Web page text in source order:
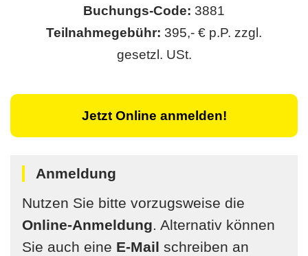
Buchungs-Code: 3881
Teilnahmegebühr: 395,- € p.P. zzgl.
gesetzl. USt.
Jetzt Online anmelden!
Anmeldung
Nutzen Sie bitte vorzugsweise die
Online-Anmeldung. Alternativ können
Sie auch eine E-Mail schreiben an